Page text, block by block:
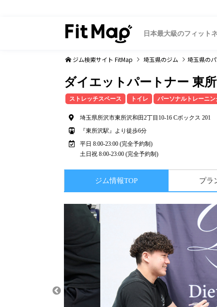
日本最大級のフィット
ジム検索サイト FitMap 埼玉県のジム 埼玉県の
ダイエットパートナー 東
ストレッチスペース トイレ パーソナルトレーニン
埼玉県所沢市東所沢和田2丁目10-16 Cボックス 201
『東所沢駅』より徒歩6分
平日 8:00-23:00 (完全予約制)
土日祝 8:00-23:00 (完全予約制)
ジム情報TOP プラ